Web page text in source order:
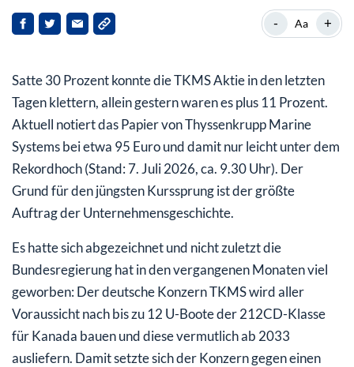
Das wird nun wichtig bei TKMS
- Aa +
Satte 30 Prozent konnte die TKMS Aktie in den letzten
Tagen klettern, allein gestern waren es plus 11 Prozent.
Aktuell notiert das Papier von Thyssenkrupp Marine
Systems bei etwa 95 Euro und damit nur leicht unter dem
Rekordhoch (Stand: 7. Juli 2026, ca. 9.30 Uhr). Der
Grund für den jüngsten Kurssprung ist der größte
Auftrag der Unternehmensgeschichte.
Es hatte sich abgezeichnet und nicht zuletzt die
Bundesregierung hat in den vergangenen Monaten viel
geworben: Der deutsche Konzern TKMS wird aller
Voraussicht nach bis zu 12 U-Boote der 212CD-Klasse
für Kanada bauen und diese vermutlich ab 2033
ausliefern. Damit setzte sich der Konzern gegen einen